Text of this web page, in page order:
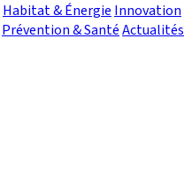
Habitat & Énergie Innovation
Prévention & SantéActualités